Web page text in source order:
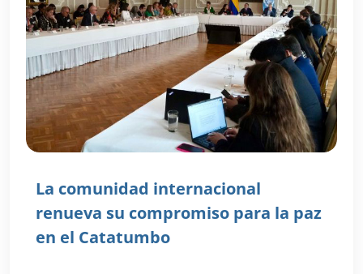
La comunidad internacional
renueva su compromiso para la paz
en el Catatumbo